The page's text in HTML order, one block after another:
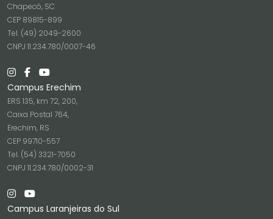
Chapecó, SC
CEP 89815-899
Tel. (49) 2049-2600
CNPJ 11.234.780/0007-46
Campus Erechim
ERS 135, km 72, 200,
Caixa Postal 764,
Erechim, RS
CEP 99710-557
Tel. (54) 3321-7050
CNPJ 11.234.780/0002-31
Campus Laranjeiras do Sul